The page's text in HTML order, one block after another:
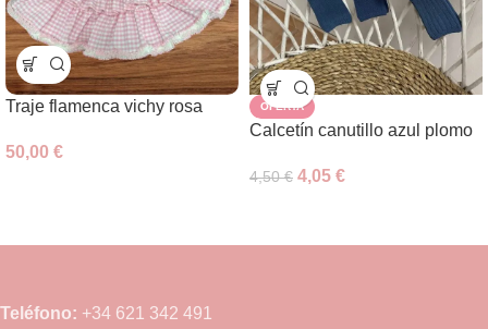
Traje flamenca vichy rosa
50,00 €
OFERTA
Calcetín canutillo azul plomo
4,50€ 4,05 €
Teléfono: +34 621 342 491